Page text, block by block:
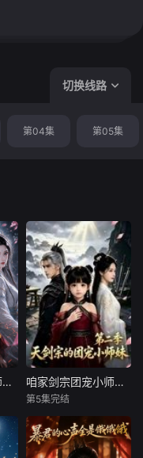
切换线路
第04集 第05集
咱家剑宗团宠小师妹第三季 咱家剑宗团宠小师妹第二季
半魔血统的扶颦远
赴修仙界投奔生
咱家剑宗团宠小师妹第二季
第5集完结